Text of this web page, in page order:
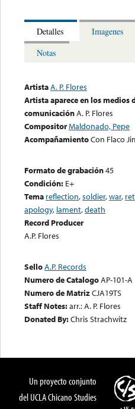
Detalles
Imagenes
Notas
ArtistaA. P. Flores
Artista aparece en los medios
comunicaciónA. P. Flores
CompositorMaldonado, Pepe
AcompañamientoCon Flaco
Formato de grabación45
Condición: E+
Tema reflection,soldier,war,
apology, lament,death
Record Producer
A.P. Flores
SelloA.P. Records
Numero de CatalogoAP-101-A
Numero de MatrizCJA19TS
Staff Notes:arr.: A. P. Flores
Donated By:Chris Strachwitz
Un proyecto conjunto
del UCLA Chicano Studies